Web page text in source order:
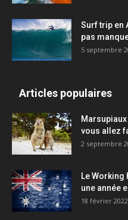
Surf trip en
pas
5 septembre
Articles populaires
vous allez
2 septembre
Le Working
une année
18 février 2022